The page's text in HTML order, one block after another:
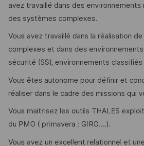
avez travaillé dans des
des systèmes complexes.
Vous avez travaillé dans la réalisation
complexes et dans des
sécurité (SSI, environnements
Vous êtes autonome pour définir et
réaliser dans le cadre des missions qui
Vous maitrisez les outils THALES
du PMO ( primavera ; GIRO….).
Vous avez un excellent relationnel et